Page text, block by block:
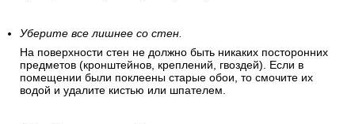
Уберите все лишнее со стен.
На поверхности стен не должно быть никаких посторонних
предметов (кронштейнов, креплений, гвоздей). Если в
помещении были поклеены старые обои, то смочите их
водой и удалите кистью или шпателем.